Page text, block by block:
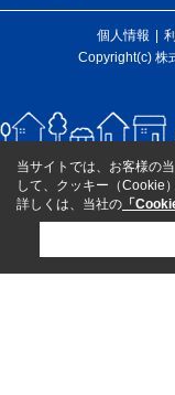
個人情報
Copyright(c) 株
当サイトでは、お客様の
して、クッキー（Cookie
詳しくは、当社の 「